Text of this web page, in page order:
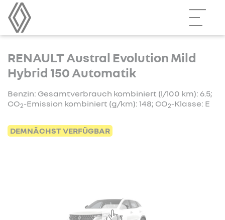
RENAULT Austral Evolution Mild
Hybrid 150 Automatik
Benzin: Gesamtverbrauch kombiniert (l/100 km): 6.5;
CO2-Emission kombiniert (g/km): 148; CO2-Klasse: E
DEMNÄCHST VERFÜGBAR